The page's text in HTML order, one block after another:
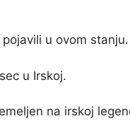
u ovom stanju.
u Irskoj.
na irskoj